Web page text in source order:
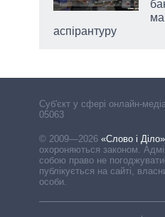
аспірантуру
Cуб'єкт у сфері онлайн-
05063
© 2009—2026 «Слово і Діло»
охороняються законом.
собою право не
публікується на сайті,
особи.